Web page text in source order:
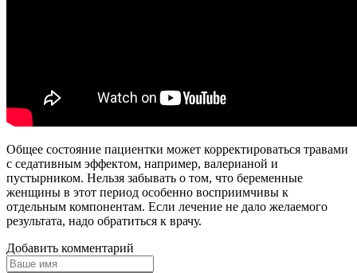
Общее состояние пациентки может корректироваться травами
с седативным эффектом, например, валерианой и
пустырником. Нельзя забывать о том, что беременные
женщины в этот период особенно восприимчивы к
отдельным компонентам. Если лечение не дало желаемого
результата, надо обратиться к врачу.
Добавить комментарий